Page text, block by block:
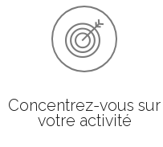
Concentrez-vous sur
votre activité